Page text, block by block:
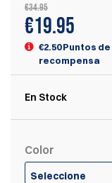
€34.95
€19.95
€2.50 Puntos de
recompensa
En Stock
Color
Seleccione